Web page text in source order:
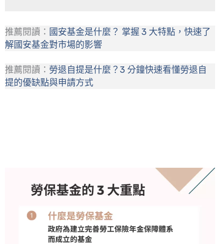
推薦閱讀： 國安基金是什麼？ 掌握 3 大特點，快速了
解國安基金對市場的影響
推薦閱讀： 勞退自提是什麼？3 分鐘快速看懂勞退自
提的優缺點與申請方式